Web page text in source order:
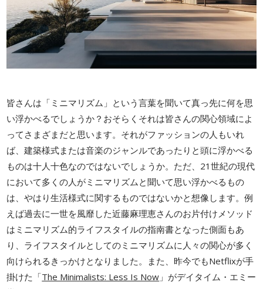
皆さんは「ミニマリズム」という言葉を聞いて真っ先に何を思
い浮かべるでしょうか？おそらくそれは皆さんの関心領域によ
ってさまざまだと思います。それがファッションの人もいれ
ば、建築様式または音楽のジャンルであったりと頭に浮かべる
ものは十人十色なのではないでしょうか。ただ、21世紀の現代
において多くの人がミニマリズムと聞いて思い浮かべるもの
は、やはり生活様式に関するものではないかと想像します。例
えば過去に一世を風靡した近藤麻理恵さんのお片付けメソッド
はミニマリズム的ライフスタイルの指南書となった側面もあ
り、ライフスタイルとしてのミニマリズムに人々の関心が多く
向けられるきっかけとなりました。また、昨今でもNetflixが手
掛けた「The Minimalists: Less Is Now 」がデイタイム・エミー